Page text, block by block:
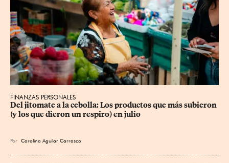
FINANZAS PERSONALES
Del jitomate a la cebolla: Los productos que más subieron
(y los que dieron un respiro) en julio
Por Carolina Aguilar Carrasco